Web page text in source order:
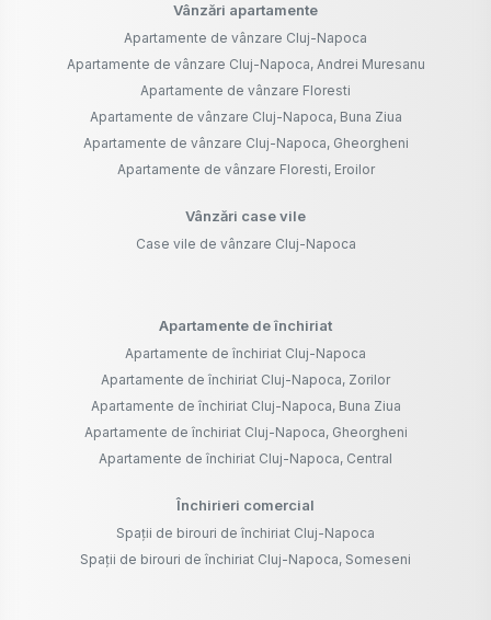
Vânzări apartamente
Apartamente de vânzare Cluj-Napoca
Apartamente de vânzare Cluj-Napoca, Andrei Muresanu
Apartamente de vânzare Floresti
Apartamente de vânzare Cluj-Napoca, Buna Ziua
Apartamente de vânzare Cluj-Napoca, Gheorgheni
Apartamente de vânzare Floresti, Eroilor
Vânzări case vile
Case vile de vânzare Cluj-Napoca
Apartamente de închiriat
Apartamente de închiriat Cluj-Napoca
Apartamente de închiriat Cluj-Napoca, Zorilor
Apartamente de închiriat Cluj-Napoca, Buna Ziua
Apartamente de închiriat Cluj-Napoca, Gheorgheni
Apartamente de închiriat Cluj-Napoca, Central
Închirieri comercial
Spații de birouri de închiriat Cluj-Napoca
Spații de birouri de închiriat Cluj-Napoca, Someseni